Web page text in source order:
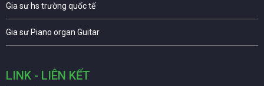
Gia sư hs trường quốc tế
Gia sư Piano organ Guitar
LINK - LIÊN KẾT